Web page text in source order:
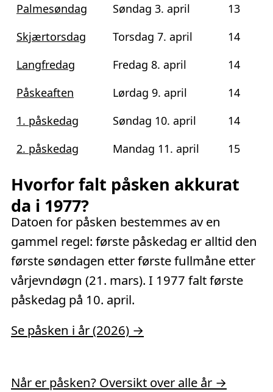
Palmesøndag
Søndag 3. april
13
Skjærtorsdag
Torsdag 7. april
14
Langfredag
Fredag 8. april
14
Påskeaften
Lørdag 9. april
14
1. påskedag
Søndag 10. april
14
2. påskedag
Mandag 11. april 15
Hvorfor falt påsken akkurat
da i 1977?
Datoen for påsken bestemmes av en
gammel regel: første påskedag er alltid den
første søndagen etter første fullmåne etter
vårjevndøgn (21. mars). I 1977 falt første
påskedag på 10. april.
Se påsken i år (2026) →
Når er påsken? Oversikt over alle år →